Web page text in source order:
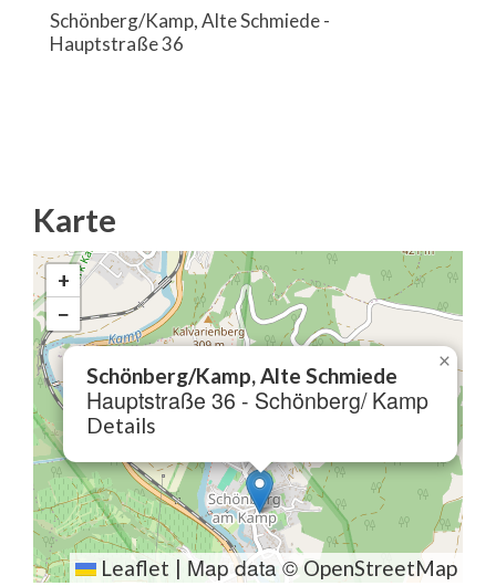
Schönberg/Kamp, Alte Schmiede -
Hauptstraße 36
Karte
Schönberg/Kamp, Alte Schmiede
Hauptstraße 36 - Schönberg/ Kamp
Details
×
+
−
Leaflet | Map data © OpenStreetMap